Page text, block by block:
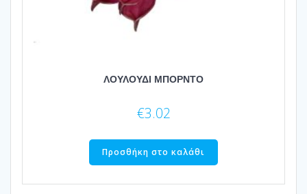
ΛΟΥΛΟΥΔΙ ΜΠΟΡΝΤΟ
€3.02
Προσθήκη στο καλάθι